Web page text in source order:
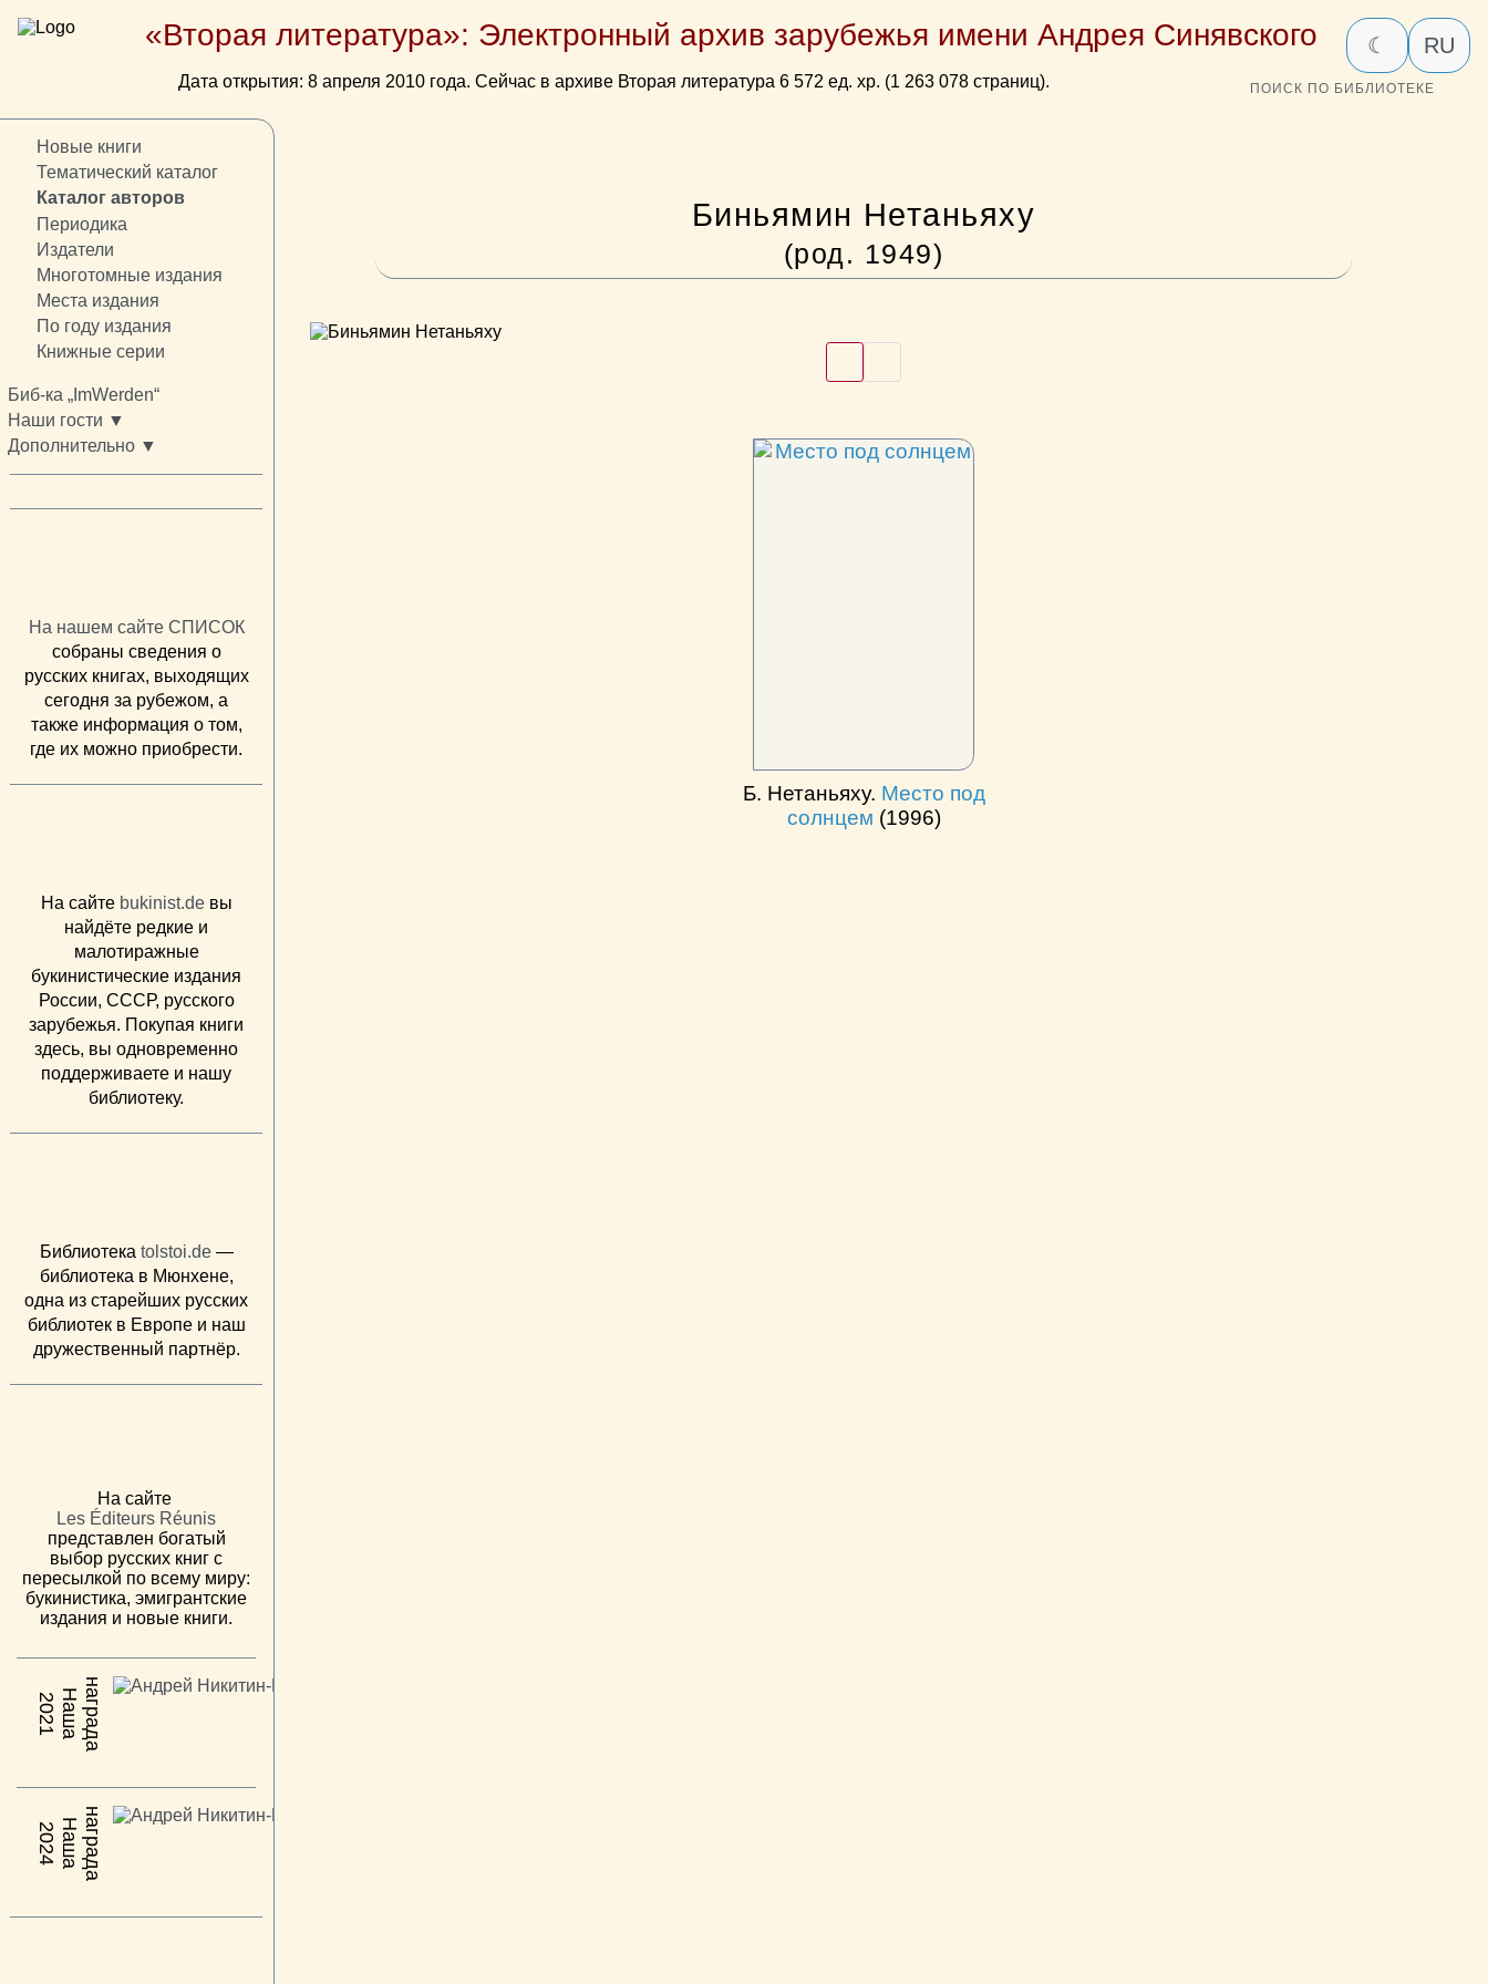
«Вторая литература»: Электронный архив зарубежья имени Андрея Синявского
Дата открытия: 8 апреля 2010 года. Сейчас в архиве Вторая литература 6 572 ед. хр. (1 263 078 страниц).
☾ RU
ПОИСК ПО БИБЛИОТЕКЕ
Новые книги
Тематический каталог
Каталог авторов
Периодика
Издатели
Многотомные издания
Места издания
По году издания
Книжные серии
Биб-ка „ImWerden“
Наши гости ▼
Дополнительно ▼
На нашем сайте СПИСОК
собраны сведения о
русских книгах, выходящих
сегодня за рубежом, а
также информация о том,
где их можно приобрести.
На сайте bukinist.deвы
найдёте редкие и
малотиражные
букинистические издания
России, СССР, русского
зарубежья. Покупая книги
здесь, вы одновременно
поддерживаете и нашу
библиотеку.
Библиотека tolstoi.de—
библиотека в Мюнхене,
одна из старейших русских
библиотек в Европе и наш
дружественный партнёр.
На сайте
Les Éditeurs Réunis
представлен богатый
выбор русских книг с
пересылкой по всему миру:
букинистика, эмигрантские
издания и новые книги.
2021 Н
а
ш
ан
а
г
р
а
да
2024 Н
а
ш
ан
а
г
р
а
да
Биньямин Нетаньяху
(род. 1949)
Б. Нетаньяху. Место под
солнцем (1996)